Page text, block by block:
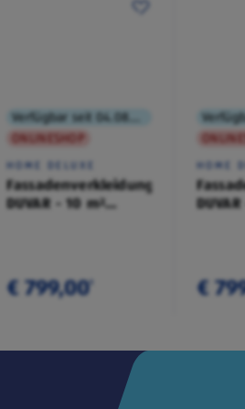
ONLINESHOP
HOME DELUXE
Fassadenverkleidung
DUVAR - 10 m²
€ 799,00¹
HOME
€